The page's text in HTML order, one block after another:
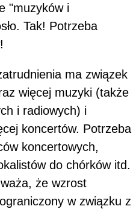
"muzyków i
Tak! Potrzeba
ma związek
więcej muzyki (także
i radiowych) i
koncertów. Potrzeba
koncertowych,
do chórków itd.
że wzrost
w związku z